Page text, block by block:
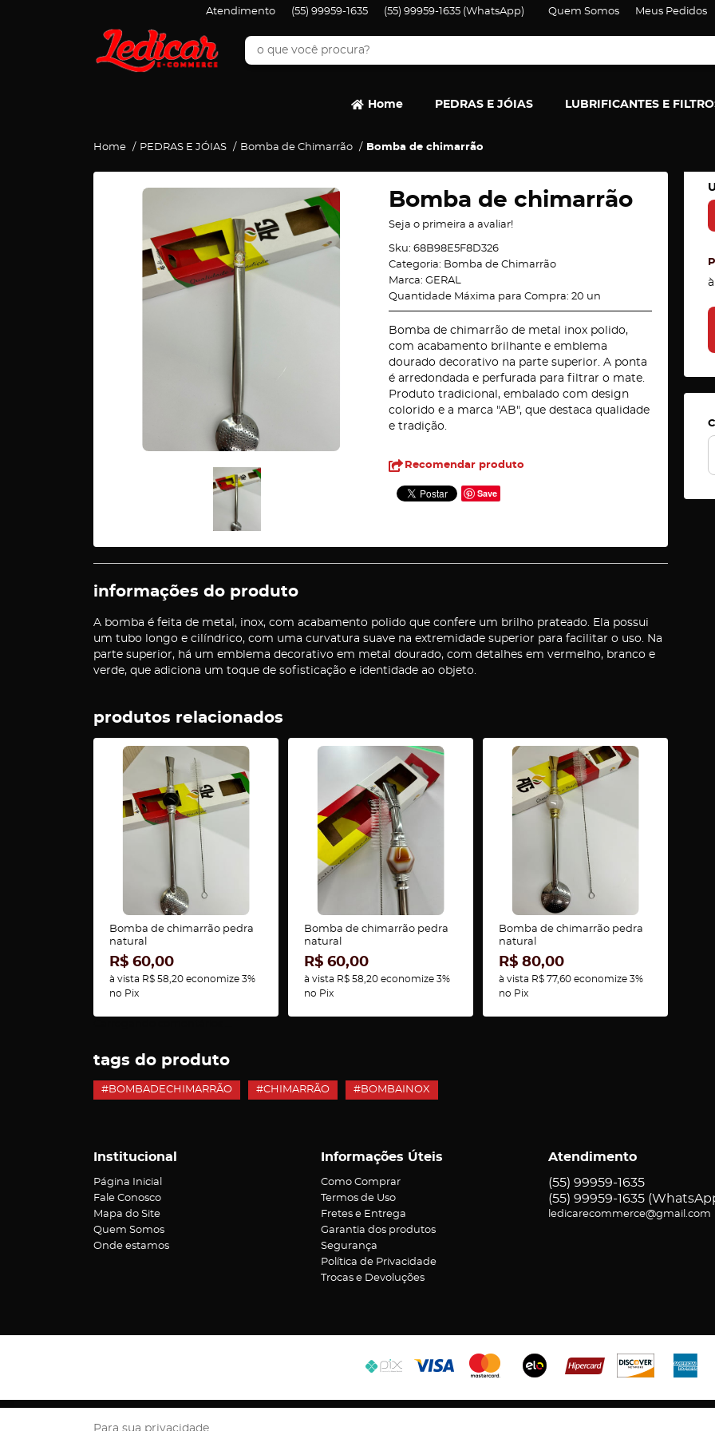
Quem Somos Meus Pedidos
Atendimento (55) 99959-1635 (55) 99959-1635 (WhatsApp)
Home PEDRAS E JÓIAS LUBRIFICANTES E
Home PEDRAS E JÓIAS Bomba de Chimarrão Bomba de chimarrão
Bomba de chimarrão
Seja o primeira a avaliar!
Sku: 68B98E5F8D326
Categoria: Bomba de Chimarrão
Marca: GERAL
Quantidade Máxima para Compra: 20 un
Bomba de chimarrão de metal inox polido,
com acabamento brilhante e emblema
dourado decorativo na parte superior. A ponta
é arredondada e perfurada para filtrar o mate.
Produto tradicional, embalado com design
colorido e a marca "AB", que destaca qualidade
e tradição.
Recomendar produto
Save
informações do produto
A bomba é feita de metal, inox, com acabamento polido que confere um brilho prateado. Ela possui
um tubo longo e cilíndrico, com uma curvatura suave na extremidade superior para facilitar o uso. Na
parte superior, há um emblema decorativo em metal dourado, com detalhes em vermelho, branco e
verde, que adiciona um toque de sofisticação e identidade ao objeto.
produtos relacionados
Bomba de chimarrão pedra
natural
R$ 60,00
à vista R$ 58,20 economize 3%
no Pix
Bomba de chimarrão pedra
natural
R$ 60,00
à vista R$ 58,20economize 3%
no Pix
Bomba de chimarrão pedra
natural
R$ 80,00
à vista R$ 77,60economize 3%
no Pix
tags do produto
#BOMBADECHIMARRÃO #CHIMARRÃO #BOMBAINOX
Institucional
Página Inicial
Fale Conosco
Mapa do Site
Quem Somos
Onde estamos
Informações Úteis
Como Comprar
Termos de Uso
Fretes e Entrega
Garantia dos produtos
Segurança
Política de Privacidade
Trocas e Devoluções
Atendimento
(55) 99959-1635
(55) 99959-1635
ledicarecommerce@gmail.com
Para sua privacidade